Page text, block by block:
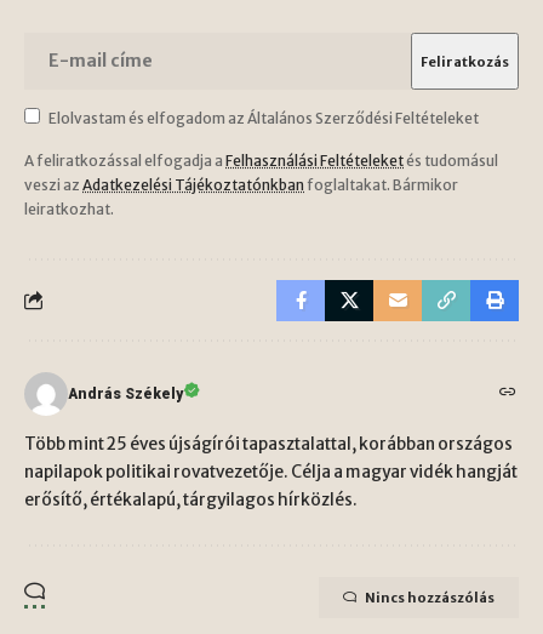
Elolvastam és elfogadom az Általános Szerződési Feltételeket
A feliratkozással elfogadja a Felhasználási Feltételeketés tudomásul
veszi az Adatkezelési Tájékoztatónkban foglaltakat. Bármikor
leiratkozhat.
András Székely
Több mint 25 éves újságírói tapasztalattal, korábban országos
napilapok politikai rovatvezetője. Célja a magyar vidék hangját
erősítő, értékalapú, tárgyilagos hírközlés.
Nincs hozzászólás